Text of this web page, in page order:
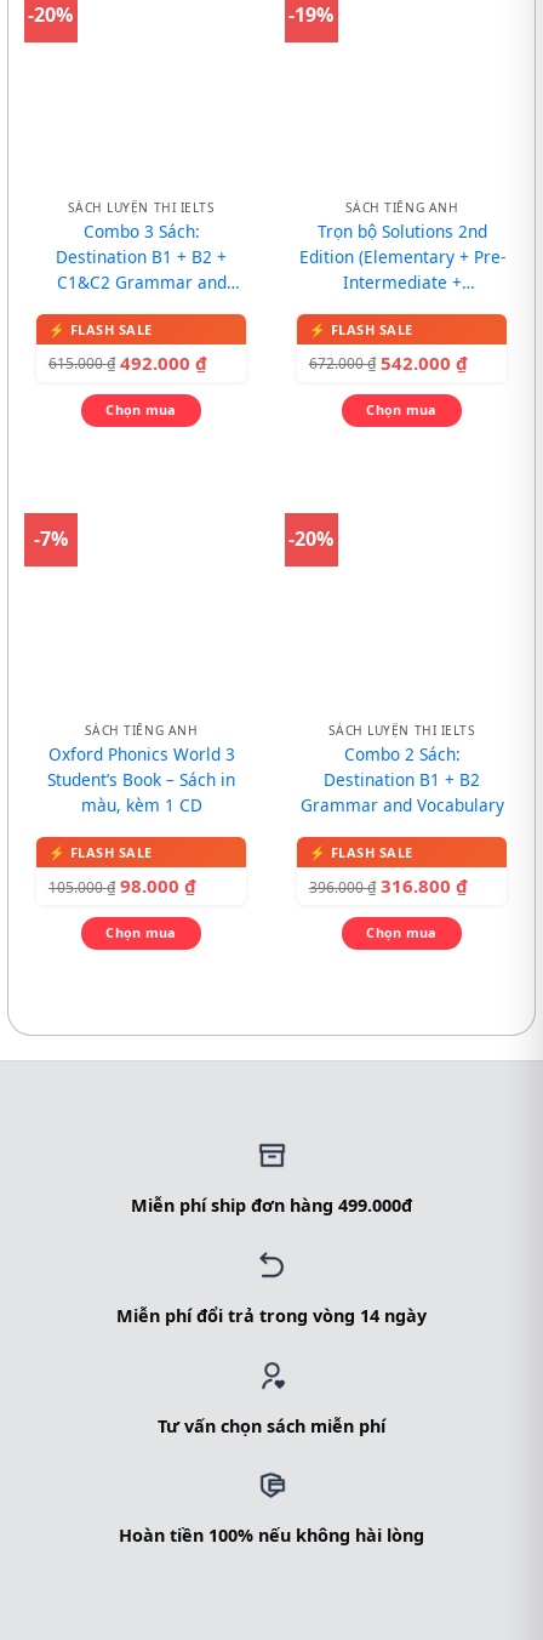
-20%
SÁCH LUYỆN THI IELTS
Combo 3 Sách:
Destination B1 + B2 +
C1&C2 Grammar and
615.000₫ 492.000 ₫
Chọn mua
-19%
SÁCH TIẾNG ANH
Trọn bộ Solutions 2nd
Edition (Elementary + Pre-
Intermediate +
672.000₫ 542.000 ₫
Chọn mua
-7%
SÁCH TIẾNG ANH
Oxford Phonics World 3
Student’s Book – Sách in
màu, kèm 1 CD
105.000₫ 98.000 ₫
Chọn mua
-20%
SÁCH LUYỆN THI IELTS
Combo 2 Sách:
Destination B1 + B2
Grammar and Vocabulary
396.000₫ 316.800 ₫
Chọn mua
Miễn phí ship đơn hàng 499.000đ
Miễn phí đổi trả trong vòng 14 ngày
Tư vấn chọn sách miễn phí
Hoàn tiền 100% nếu không hài lòng